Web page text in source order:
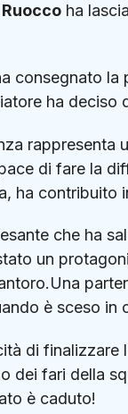
ha
consegnato
ha deciso
rappresenta
di fare la
ha contribuito
che ha
un
è sceso in
di finalizzare
dei fari della
è caduto!